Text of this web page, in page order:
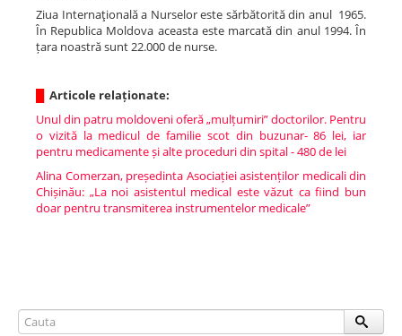
Ziua Internaţională a Nurselor este sărbătorită din anul 1965.
În Republica Moldova aceasta este marcată din anul 1994. În
țara noastră sunt 22.000 de nurse.
Articole relaționate:
Unul din patru moldoveni oferă „mulțumiri” doctorilor. Pentru
o vizită la medicul de familie scot din buzunar- 86 lei, iar
pentru medicamente și alte proceduri din spital - 480 de lei
Alina Comerzan, președinta Asociației asistenților medicali din
Chișinău: „La noi asistentul medical este văzut ca fiind bun
doar pentru transmiterea instrumentelor medicale”